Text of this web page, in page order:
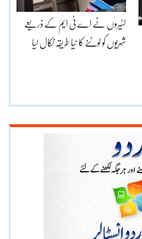
لٹیروں نے اے ٹی ایم کے ذریعے
شہریوں کو لوٹنے کا نیا طریقہ نکال لیا